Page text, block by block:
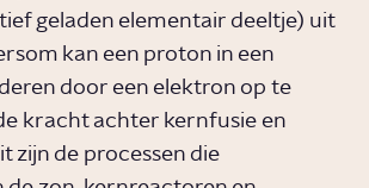
geladen elementair deeltje) uit
kan een proton in een
door een elektron op te
kracht achter kernfusie en
zijn de processen die